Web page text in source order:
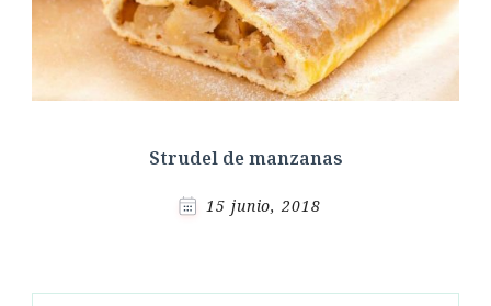
Strudel de manzanas
15 junio, 2018